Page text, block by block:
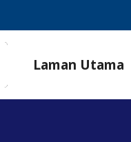
Laman Utama